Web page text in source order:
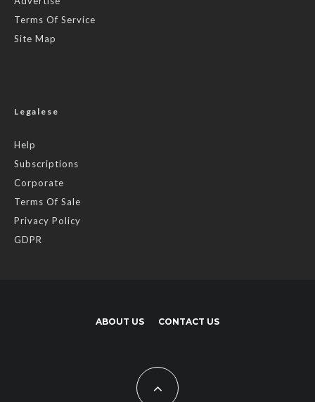
Terms Of Service
Site Map
Legalese
Help
Subscriptions
Corporate
Terms Of Sale
Privacy Policy
GDPR
ABOUT US CONTACT US